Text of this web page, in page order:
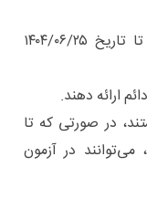
پزشکان مشمول خدمات ضریب k باید تا تاریخ ۱۴۰۴/۰۶/۲۵
ارائه دهند.
در صورتی که تا
شود، می‌توانند در آزمون